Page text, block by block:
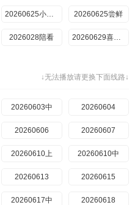
20260730（三） 20260730（四）
20260731喜欢磕我也是上 20260731喜欢磕我也是下
20260806纯享（三） 20260806纯享（四）
20260808陪看
20260708上小屋纯享 20260708中
20260709下 20260709下小屋纯享
四 20260716超长抢先
20260717喜欢嗑我也是上 20260717喜欢嗑我也是下
20260720喜欢你日记 20260721喜欢你日记
一 二
20260723超长抢先 三
20260625小屋纯享（四） 20260625尝鲜
2026028陪看 20260629喜欢你日记
20260707喜欢你日记 20260708上纯享
20260709超长抢先 20260710喜欢磕我也是
20260712陪看 20260713喜欢你日记
20260715纯享（二） 20260716超长抢先
20260717喜欢磕我也是01 20260717喜欢磕我也是02
↓无法播放请更换下面线路↓
20260603中 20260604
20260606 20260607
20260610上 20260610中
20260613 20260615
20260617中 20260618